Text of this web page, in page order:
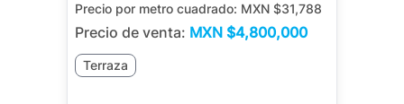
Precio por metro cuadrado: MXN $31,788
Precio de venta: MXN $4,800,000
Terraza